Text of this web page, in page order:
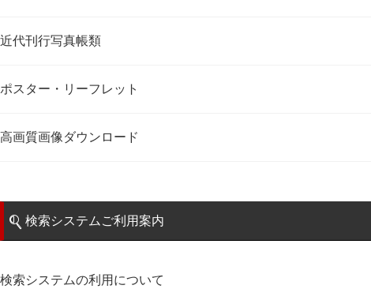
近代刊行写真帳類
ポスター・リーフレット
高画質画像ダウンロード
検索システムご利用案内
検索システムの利用について